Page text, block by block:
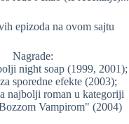
epizoda na ovom sajtu
Nagrade:
night soap (1999, 2001);
sporedne efekte (2003);
najbolji roman u kategoriji
Vampirom" (2004)